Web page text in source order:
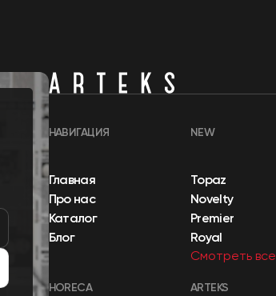
НАВИГАЦИЯ
Главная
Про нас
Каталог
Блог
NEW
Topaz
Novelty
Premier
Royal
Смотреть все
HORECA ARTEKS